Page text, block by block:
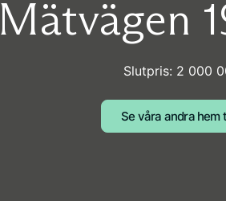
Mätvägen
Slutpris: 2 000
Se våra andra hem